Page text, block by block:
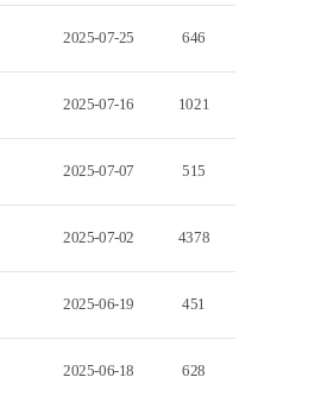
2025-07-25 646
2025-07-16 1021
2025-07-07 515
2025-07-02 4378
2025-06-19 451
2025-06-18 628